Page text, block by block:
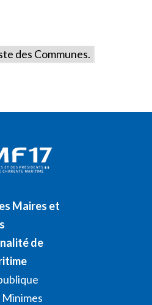
des Communes.
Maires et
de
Minimes